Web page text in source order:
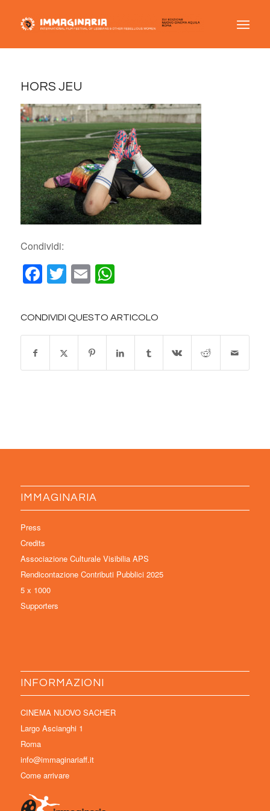
HORS JEU
Condividi:
Facebook
Twitter
EmailWhatsApp
CONDIVIDI QUESTO ARTICOLO
IMMAGINARIA
Press
Credits
Associazione Culturale Visibilia APS
Rendicontazione Contributi Pubblici 2025
5 x 1000
Supporters
INFORMAZIONI
CINEMA NUOVO SACHER
Largo Ascianghi 1
Roma
info@immaginariaff.it
Come arrivare